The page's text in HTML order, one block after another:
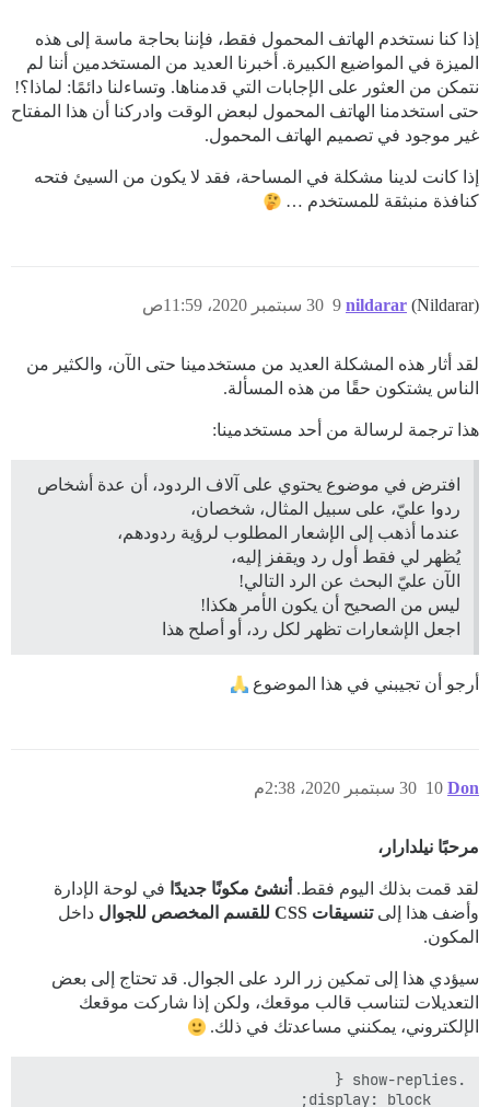
إذا كنا نستخدم الهاتف المحمول فقط، فإننا بحاجة ماسة إلى هذه
الميزة في المواضيع الكبيرة. أخبرنا العديد من المستخدمين أننا لم
نتمكن من العثور على الإجابات التي قدمناها. وتساءلنا دائمًا: لماذا؟!
حتى استخدمنا الهاتف المحمول لبعض الوقت وادركنا أن هذا المفتاح
غير موجود في تصميم الهاتف المحمول.
إذا كانت لدينا مشكلة في المساحة، فقد لا يكون من السيئ فتحه
كنافذة منبثقة للمستخدم …
nildarar (Nildarar) 30 سبتمبر 2020، 11:59ص 9
لقد أثار هذه المشكلة العديد من مستخدمينا حتى الآن، والكثير من
الناس يشتكون حقًا من هذه المسألة.
هذا ترجمة لرسالة من أحد مستخدمينا:
افترض في موضوع يحتوي على آلاف الردود، أن عدة أشخاص
ردوا عليّ، على سبيل المثال، شخصان،
عندما أذهب إلى الإشعار المطلوب لرؤية ردودهم،
يُظهر لي فقط أول رد ويقفز إليه،
الآن عليّ البحث عن الرد التالي!
ليس من الصحيح أن يكون الأمر هكذا!
اجعل الإشعارات تظهر لكل رد، أو أصلح هذا
أرجو أن تجيبني في هذا الموضوع
Don 30 سبتمبر 2020، 2:38م 10
مرحبًا نيلدارار،
لقد قمت بذلك اليوم فقط. أنشئ مكونًا جديدًا في لوحة الإدارة
وأضف هذا إلىتنسيقات CSS للقسم المخصص للجوال
داخل
المكون.
سيؤدي هذا إلى تمكين زر الرد على الجوال. قد تحتاج إلى بعض
التعديلات لتناسب قالب موقعك، ولكن إذا شاركت موقعك
الإلكتروني، يمكنني مساعدتك في ذلك.